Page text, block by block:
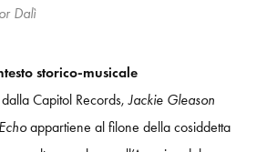
Dalì
storico-musicale
Capitol Records,Jackie Gleason
appartiene al filone della cosiddetta